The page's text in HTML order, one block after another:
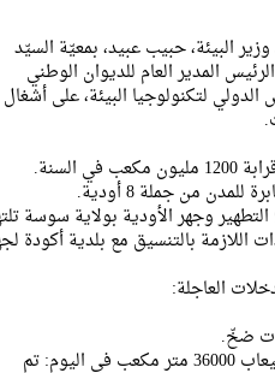
19 جوان 2026، أشرف السيّد وزير البيئة، حبيب عبيد، بمعيّة السيّد
المدير العام للديوان الوطني
لتكنولوجيا البيئة، على أشغال
وجهر الأودية بولاية سوسة
اللازمة بالتنسيق مع بلدية أكودة
العاجلة:
- أشغال إنجاز محطة التصفية سوسة حمدون 2 بطاقة استيعاب 36000 متر مكعب في اليوم: تم